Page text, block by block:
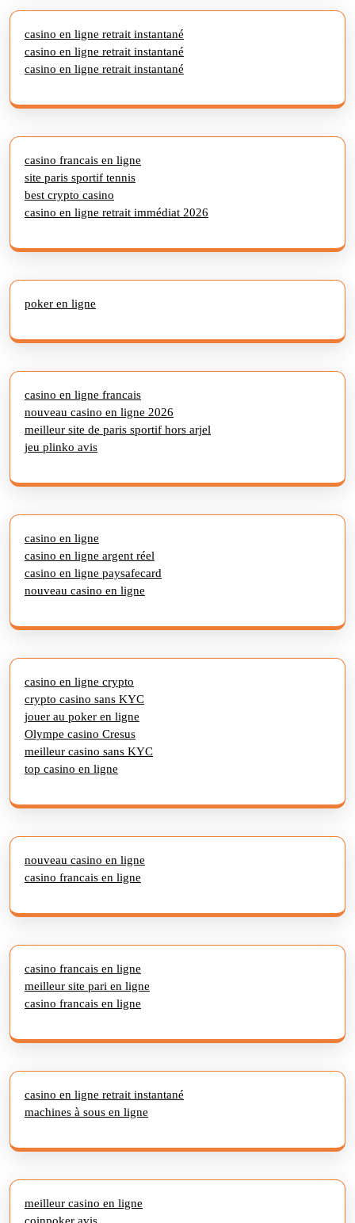
casino en ligne retrait instantané
casino en ligne retrait instantané
casino en ligne retrait instantané
casino francais en ligne
site paris sportif tennis
best crypto casino
casino en ligne retrait immédiat 2026
poker en ligne
casino en ligne francais
nouveau casino en ligne 2026
meilleur site de paris sportif hors arjel
jeu plinko avis
casino en ligne
casino en ligne argent réel
casino en ligne paysafecard
nouveau casino en ligne
casino en ligne crypto
crypto casino sans KYC
jouer au poker en ligne
Olympe casino Cresus
meilleur casino sans KYC
top casino en ligne
nouveau casino en ligne
casino francais en ligne
casino francais en ligne
meilleur site pari en ligne
casino francais en ligne
casino en ligne retrait instantané
machines à sous en ligne
meilleur casino en ligne
coinpoker avis